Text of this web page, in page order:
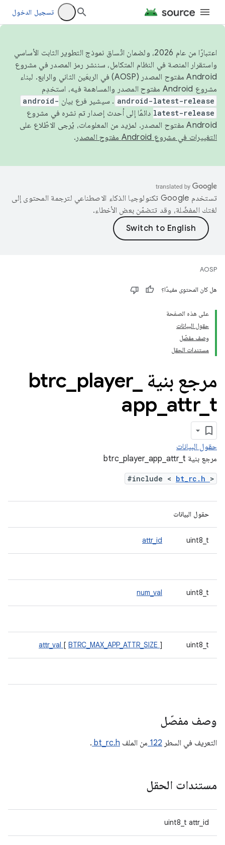
تسجيل الدخول
اعتبارًا من عام 2026، ولضمان اتّساق نموذج التطوير الثابت الأساسي
واستقرار المنصة في النظام المتكامل، سننشر رمز المصدر في مشروع
Android مفتوح المصدر (AOSP) في الربعَين الثاني والرابع. لبناء
مشروع Android مفتوح المصدر والمساهمة فيه، استخدِم
android-latest-release . سيشير فرع بيان android-
latest-release دائمًا إلى أحدث إصدار تم نشره في مشروع
Android مفتوح المصدر. لمزيد من المعلومات، يُرجى الاطّلاع على
التغييرات في مشروع Android مفتوح المصدر
.
تستخدم Google تكنولوجيا الذكاء الاصطناعي لترجمة المحتوى إلى
لغتك المفضّلة، وقد تتضمّن بعض الأخطاء.
AOSP
هل كان المحتوى مفيدًا؟
على هذه الصفحة
حقول البيانات
وصف مفصّل
مستندات الحقل
مرجع بنية btrc player_
app attr_ t
حقول البيانات
مرجع بنية btrc_player_app_attr_t
#include < bt_rc.h >
حقول البيانات
uint8_t
attr_id
uint8_t
num_val
uint8_t
attr_val [ BTRC_MAX_APP_ATTR_SIZE ]
وصف مفصّل
التعريف في السطر 122 من الملف bt_rc.h
.
مستندات الحقل
uint8_t attr_id